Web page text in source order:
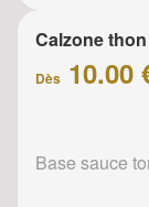
Calzone thon
Dès 10.00
Base sauce